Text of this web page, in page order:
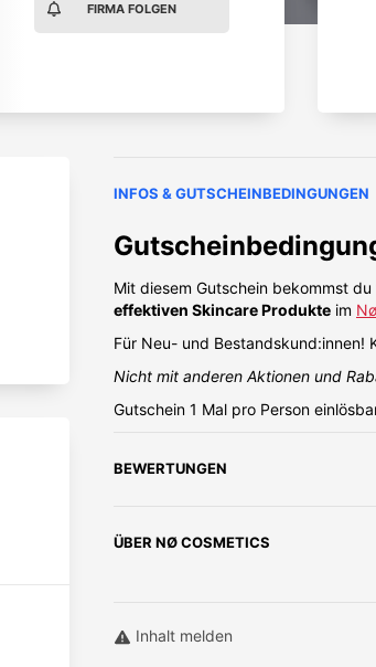
FIRMA FOLGEN
INFOS & GUTSCHEINBEDINGUNGEN
Mit diesem Gutschein bekommst du
effektiven Skincare Produkte im
Für Neu- und Bestandskund:innen!
Nicht mit anderen Aktionen und
Gutschein 1 Mal pro Person
BEWERTUNGEN
ÜBER NØ COSMETICS
Inhalt melden